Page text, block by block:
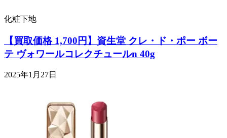
化粧下地
【買取価格 1,700円】資生堂 クレ・ド・ポー ボー
テ ヴォワールコレクチュールn 40g
2025年1月27日